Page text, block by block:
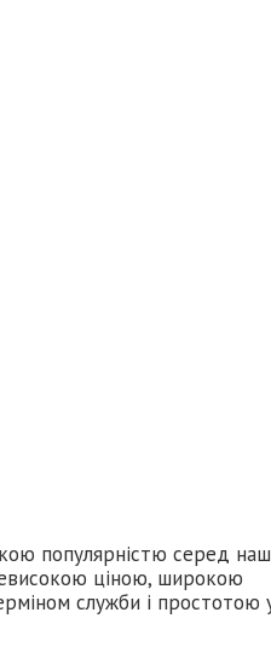
популярністю серед
ціною, широкою
служби і простотою